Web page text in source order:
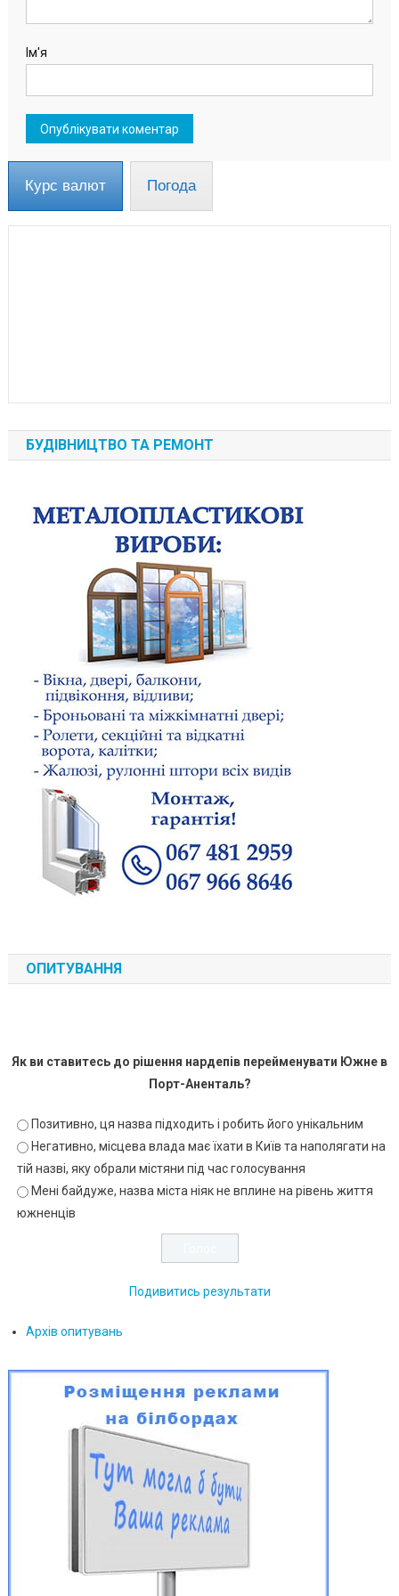
Ім'я
Курс валют Погода
БУДІВНИЦТВО ТА РЕМОНТ
ОПИТУВАННЯ
Як ви ставитесь до рішення нардепів перейменувати Южне в
Порт-Аненталь?
Позитивно, ця назва підходить і робить його унікальним
Негативно, місцева влада має їхати в Київ та наполягати на
тій назві, яку обрали містяни під час голосування
Мені байдуже, назва міста ніяк не вплине на рівень життя
южненців
Подивитись результати
Архів опитувань